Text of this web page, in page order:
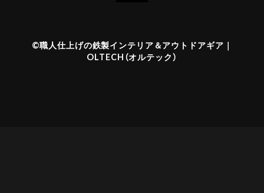
©︎職人仕上げの鉄製インテリア＆アウトドアギア｜
OLTECH（オルテック）